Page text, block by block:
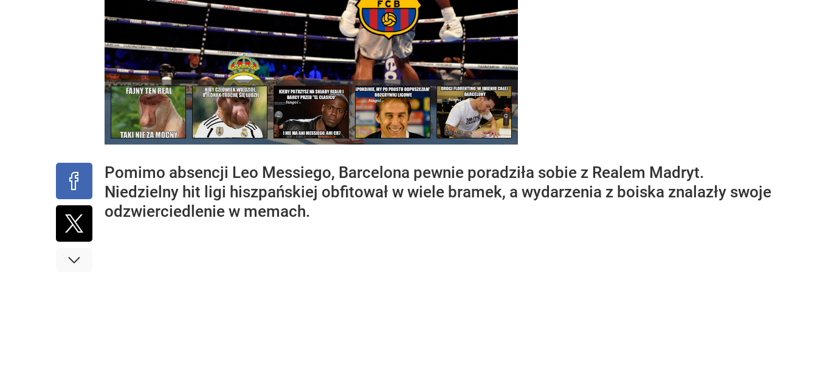
Pomimo absencji Leo Messiego, Barcelona pewnie poradziła sobie z Realem Madryt.
Niedzielny hit ligi hiszpańskiej obfitował w wiele bramek, a wydarzenia z boiska znalazły swoje
odzwierciedlenie w memach.